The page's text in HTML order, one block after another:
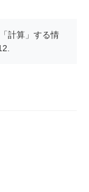
計算」する情